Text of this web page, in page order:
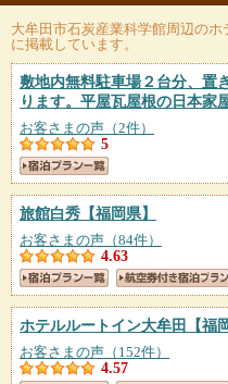
大牟田市石炭産業科学館周辺のホ
に掲載しています。
敷地内無料駐車場２台分、置
ります。平屋瓦屋根の日本家
お客さまの声（2件）
5
旅館白秀 【福岡県】
お客さまの声（84件）
4.63
ホテルルートイン大牟田 【福
お客さまの声（152件）
4.57